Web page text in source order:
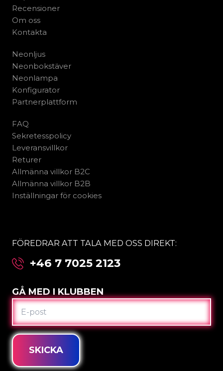
Recensioner
Om oss
Kontakta
Neonljus
Neonbokstäver
Neonlampa
Konfigurator
Partnerplattform
FAQ
Sekretesspolicy
Leveransvillkor
Returer
Allmänna villkor B2C
Allmänna villkor B2B
Inställningar för cookies
FÖREDRAR ATT TALA MED OSS DIREKT:
+46 7 7025 2123
GÅ MED I KLUBBEN
E-
POST
SKICKA